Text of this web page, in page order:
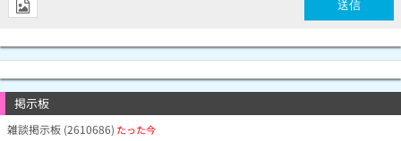
掲示板
雑談掲示板 (2610686) たった今